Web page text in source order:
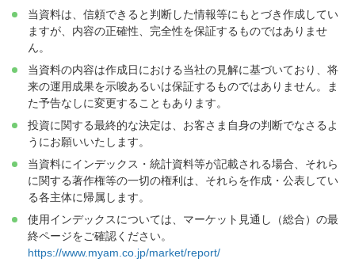
当資料は、信頼できると判断した情報等にもとづき作成してい
ますが、内容の正確性、完全性を保証するものではありませ
ん。
当資料の内容は作成日における当社の見解に基づいており、将
来の運用成果を示唆あるいは保証するものではありません。ま
た予告なしに変更することもあります。
投資に関する最終的な決定は、お客さま自身の判断でなさるよ
うにお願いいたします。
当資料にインデックス・統計資料等が記載される場合、それら
に関する著作権等の一切の権利は、それらを作成・公表してい
る各主体に帰属します。
使用インデックスについては、マーケット見通し（総合）の最
終ページをご確認ください。
https://www.myam.co.jp/market/report/